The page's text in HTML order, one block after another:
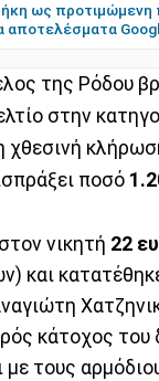
ως προτιμώμενη
αποτελέσματα
της Ρόδου
στην
χθεσινή
ποσό
νικητή 22
και
κάτοχος του
με τους